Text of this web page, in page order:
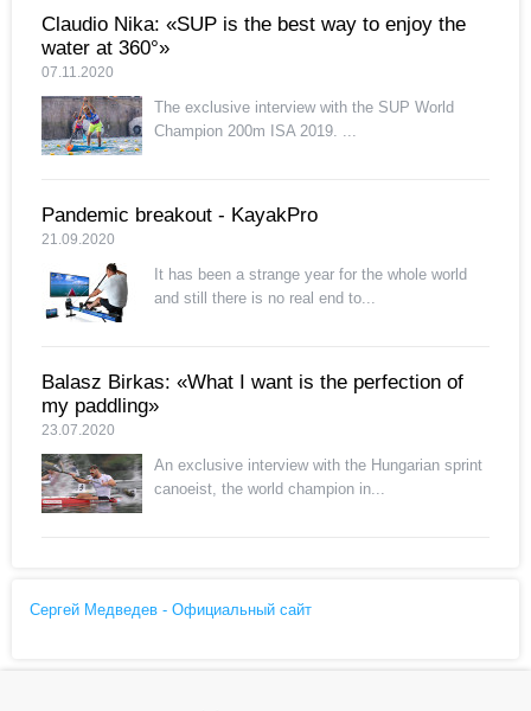
Claudio Nika: «SUP is the best way to enjoy the
water at 360°»
07.11.2020
The exclusive interview with the SUP World
Champion 200m ISA 2019. ...
Pandemic breakout - KayakPro
21.09.2020
It has been a strange year for the whole world
and still there is no real end to...
Balasz Birkas: «What I want is the perfection of
my paddling»
23.07.2020
An exclusive interview with the Hungarian sprint
canoeist, the world champion in...
Сергей Медведев - Официальный сайт